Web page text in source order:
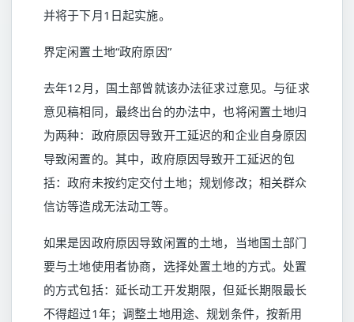
并将于下月1日起实施。
界定闲置土地“政府原因”
去年12月，国土部曾就该办法征求过意见。与征求
意见稿相同，最终出台的办法中，也将闲置土地归
为两种：政府原因导致开工延迟的和企业自身原因
导致闲置的。其中，政府原因导致开工延迟的包
括：政府未按约定交付土地；规划修改；相关群众
信访等造成无法动工等。
如果是因政府原因导致闲置的土地，当地国土部门
要与土地使用者协商，选择处置土地的方式。处置
的方式包括：延长动工开发期限，但延长期限最长
不得超过1年；调整土地用途、规划条件，按新用